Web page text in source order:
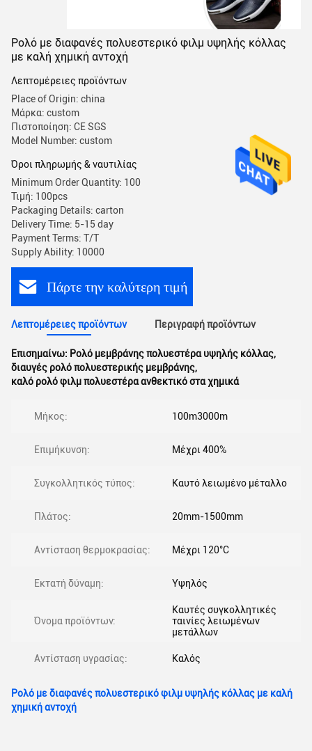
Ρολό με διαφανές πολυεστερικό φιλμ υψηλής κόλλας
με καλή χημική αντοχή
Λεπτομέρειες προϊόντων
Place of Origin: china
Μάρκα: custom
Πιστοποίηση: CE SGS
Model Number: custom
Όροι πληρωμής & ναυτιλίας
Minimum Order Quantity: 100
Τιμή: 100pcs
Packaging Details: carton
Delivery Time: 5-15 day
Payment Terms: T/T
Supply Ability: 10000
Πάρτε την καλύτερη τιμή
Λεπτομέρειες προϊόντων Περιγραφή προϊόντων
Επισημαίνω: Ρολό μεμβράνης πολυεστέρα υψηλής κόλλας,
διαυγές ρολό πολυεστερικής μεμβράνης,
καλό ρολό φιλμ πολυεστέρα ανθεκτικό στα χημικά
Μήκος: 100m3000m
Επιμήκυνση: Μέχρι 400%
Συγκολλητικός τύπος: Καυτό λειωμένο μέταλλο
Πλάτος: 20mm-1500mm
Αντίσταση θερμοκρασίας: Μέχρι 120°C
Εκτατή δύναμη: Υψηλός
Όνομα προϊόντων:
Καυτές συγκολλητικές
ταινίες λειωμένων
μετάλλων
Αντίσταση υγρασίας: Καλός
Ρολό με διαφανές πολυεστερικό φιλμ υψηλής κόλλας με καλή
χημική αντοχή